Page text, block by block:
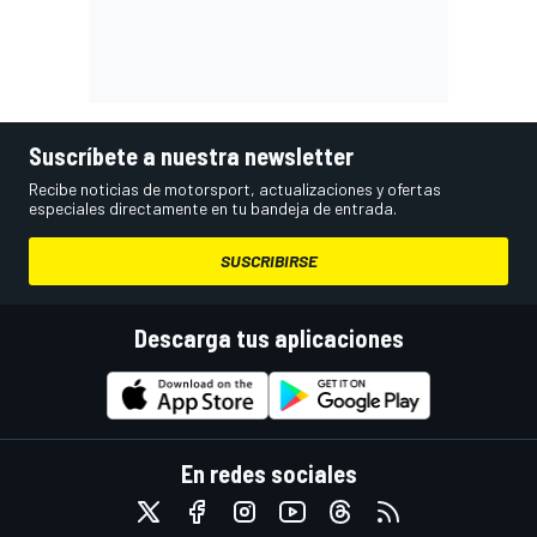
Suscríbete a nuestra newsletter
Recibe noticias de motorsport, actualizaciones y ofertas
especiales directamente en tu bandeja de entrada.
SUSCRIBIRSE
Descarga tus aplicaciones
En redes sociales